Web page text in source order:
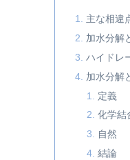
主な相違
加水分解
ハイドレ
加水分解
定義
化学結
自然
結論